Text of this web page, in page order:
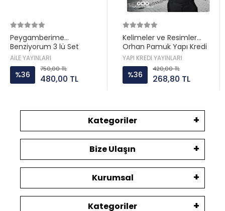
Peygamberime
Benziyorum 3 lü Set
Hatice Kübra Tongar Aile
Yayın
AİLE YAYINLARI
%36
750,00 TL
480,00 TL
Kelimeler ve Resimler
Orhan Pamuk Yapı Kredi
YAPI KREDİ YAYINLARI
%36
420,00 TL
268,80 TL
Kategoriler
Bize Ulaşın
Kurumsal
Kategoriler